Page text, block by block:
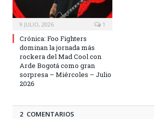
9 JULIO, 2026 1
Crónica: Foo Fighters
dominan la jornada más
rockera del Mad Cool con
Arde Bogotá como gran
sorpresa – Miércoles – Julio
2026
2 COMENTARIOS